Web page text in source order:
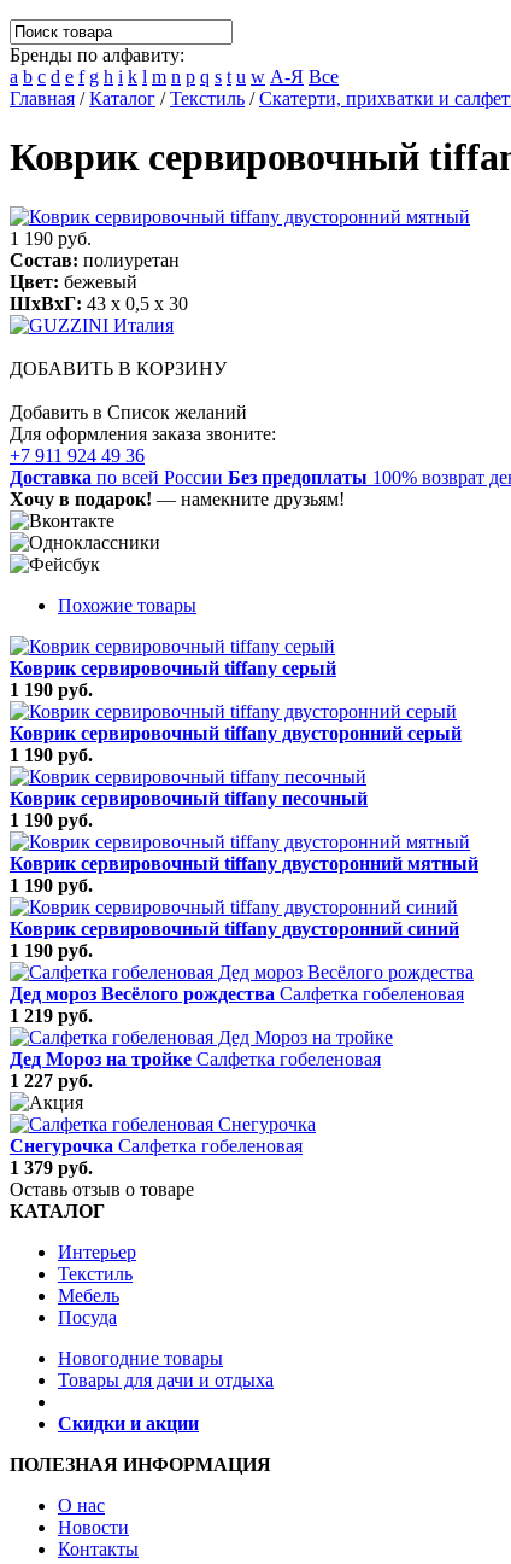
Бренды по алфавиту:
a b c d e f g h i k l m n p q s t u w А-Я Все
Главная /Каталог /Текстиль /Скатерти, прихватки и
Коврик сервировочный
1 190 руб.
Состав: полиуретан
Цвет: бежевый
ШхВхГ: 43 x 0,5 x 30
ДОБАВИТЬ В КОРЗИНУ
Добавить в Список желаний
Для оформления заказа звоните:
+7 911 924 49 36
Доставка по всей России Без предоплаты 100% возврат
Хочу в подарок! — намекните друзьям!
Похожие товары
Коврик сервировочный tiffany серый
1 190 руб.
Коврик сервировочный tiffany двусторонний серый
1 190 руб.
Коврик сервировочный tiffany песочный
1 190 руб.
Коврик сервировочный tiffany двусторонний мятный
1 190 руб.
Коврик сервировочный tiffany двусторонний синий
1 190 руб.
Дед мороз Весёлого рождества Салфетка гобеленовая
1 219 руб.
Дед Мороз на тройке Салфетка гобеленовая
1 227 руб.
Снегурочка Салфетка гобеленовая
1 379 руб.
Оставь отзыв о товаре
КАТАЛОГ
Интерьер
Текстиль
Мебель
Посуда
Новогодние товары
Товары для дачи и отдыха
Скидки и акции
ПОЛЕЗНАЯ ИНФОРМАЦИЯ
О нас
Новости
Контакты